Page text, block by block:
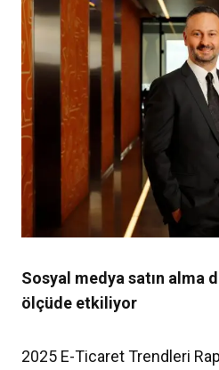
Sosyal medya satın alma
ölçüde etkiliyor
2025 E-Ticaret Trendleri